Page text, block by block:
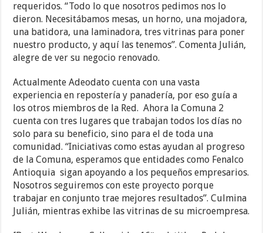
requeridos. “Todo lo que nosotros pedimos nos lo
dieron. Necesitábamos mesas, un horno, una mojadora,
una batidora, una laminadora, tres vitrinas para poner
nuestro producto, y aquí las tenemos”. Comenta Julián,
alegre de ver su negocio renovado.
Actualmente Adeodato cuenta con una vasta
experiencia en repostería y panadería, por eso guía a
los otros miembros de la Red. Ahora la Comuna 2
cuenta con tres lugares que trabajan todos los días no
solo para su beneficio, sino para el de toda una
comunidad. “Iniciativas como estas ayudan al progreso
de la Comuna, esperamos que entidades como Fenalco
Antioquia sigan apoyando a los pequeños empresarios.
Nosotros seguiremos con este proyecto porque
trabajar en conjunto trae mejores resultados”. Culmina
Julián, mientras exhibe las vitrinas de su microempresa.